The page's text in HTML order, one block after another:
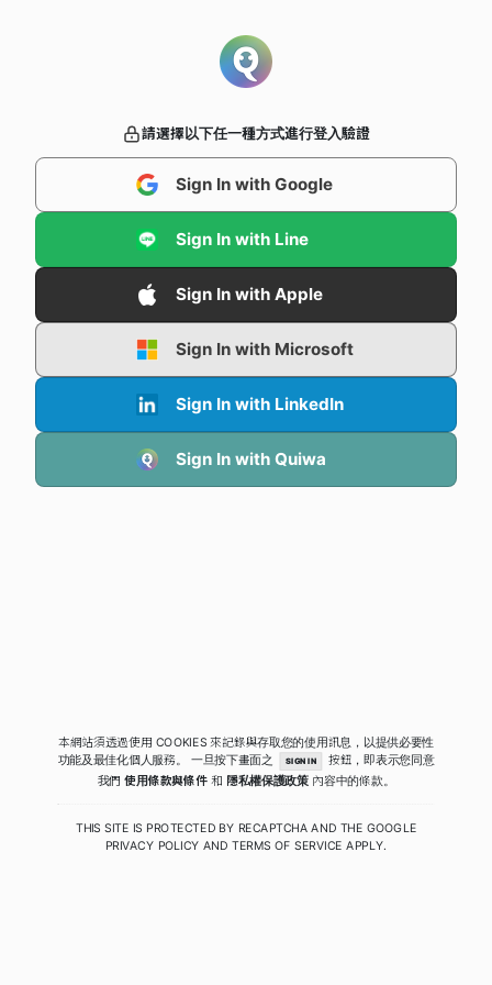
請選擇以下任一種方式進行登入驗證
Sign In with Google
Sign In with Line
Sign In with Apple
Sign In with Microsoft
Sign In with LinkedIn
Sign In with Quiwa
本網站須透過使用 COOKIES 來記錄與存取您的使用訊息，以提供必要性
功能及最佳化個人服務。 一旦按下畫面之 SIGN IN
按鈕，即表示您同意
我們使用條款與條件和 隱私權保護政策內容中的條款。
THIS SITE IS PROTECTED BY RECAPTCHA AND THE GOOGLE
PRIVACY POLICY ANDTERMS OF SERVICE APPLY.